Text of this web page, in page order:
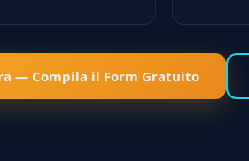
— Compila il Form Gratuito